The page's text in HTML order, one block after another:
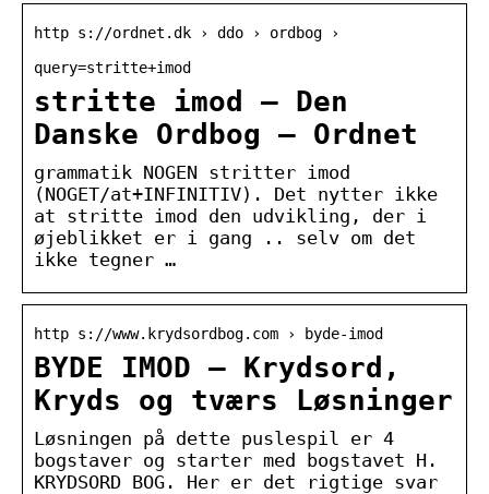
http s://ordnet.dk › ddo › ordbog ›
query=stritte+imod
stritte imod — Den
Danske Ordbog – Ordnet
grammatik NOGEN stritter imod
(NOGET/at+INFINITIV). Det nytter ikke
at stritte imod den udvikling, der i
øjeblikket er i gang .. selv om det
ikke tegner …
http s://www.krydsordbog.com › byde-imod
BYDE IMOD – Krydsord,
Kryds og tværs Løsninger
Løsningen på dette puslespil er 4
bogstaver og starter med bogstavet H.
KRYDSORD BOG. Her er det rigtige svar